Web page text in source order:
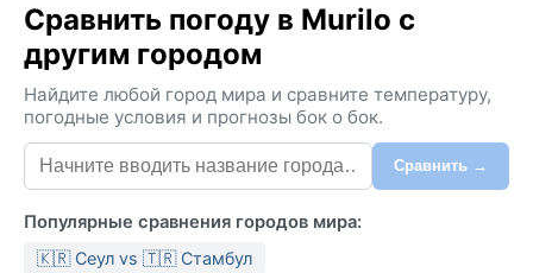
Сравнить погоду в Murilo с
другим городом
Найдите любой город мира и сравните температуру,
погодные условия и прогнозы бок о бок.
Сравнить →
Популярные сравнения городов мира:
🇰🇷 Сеул vs 🇹🇷 Стамбул